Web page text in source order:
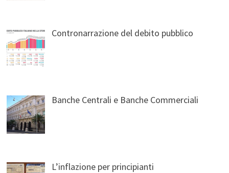
Contronarrazione del debito pubblico
Banche Centrali e Banche Commerciali
L’inflazione per principianti